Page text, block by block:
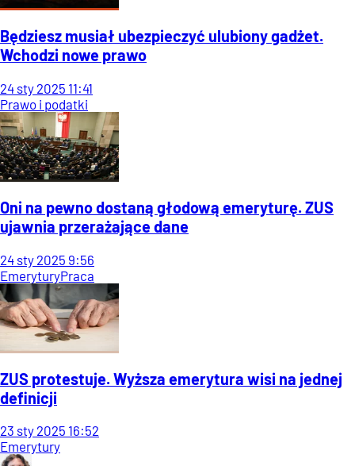
Będziesz musiał ubezpieczyć ulubiony gadżet.
Wchodzi nowe prawo
24 sty 2025 11:41
Prawo i podatki
Oni na pewno dostaną głodową emeryturę. ZUS
ujawnia przerażające dane
24 sty 2025 9:56
EmeryturyPraca
ZUS protestuje. Wyższa emerytura wisi na jednej
definicji
23 sty 2025 16:52
Emerytury